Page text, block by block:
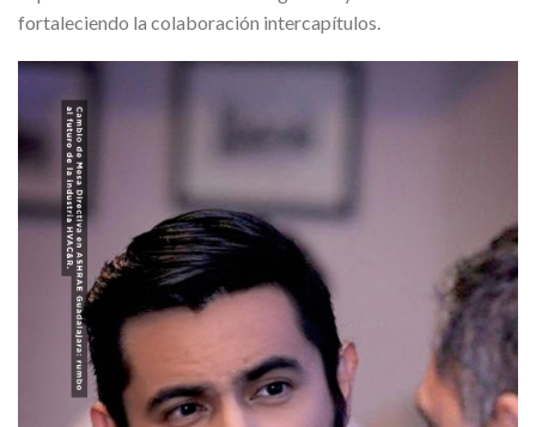
fortaleciendo la colaboración intercapítulos.